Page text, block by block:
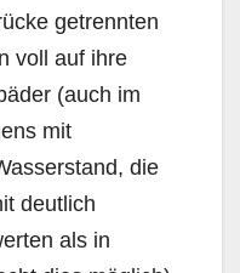
getrennten
voll auf ihre
(auch im
mit
die
deutlich
als in